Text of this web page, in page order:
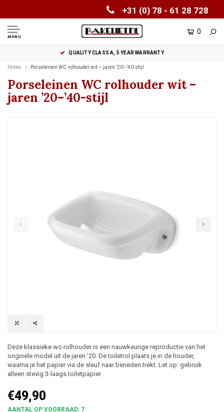
+31 (0) 78 - 61 28 728
MENU
0
QUALITY CLASS A, 5 YEAR WARRANTY
Home Porseleinen WC rolhouder wit – jaren ’20–’40-stijl
Porseleinen WC rolhouder wit –
jaren ’20–’40-stijl
Deze klassieke wc-rolhouder is een nauwkeurige reproductie van het
originele model uit de jaren ’20. De toiletrol plaats je in de houder,
waarna je het papier via de sleuf naar beneden trekt. Let op: gebruik
alleen stevig 3-laags toiletpapier.
€49,90
AANTAL OP VOORRAAD: 7